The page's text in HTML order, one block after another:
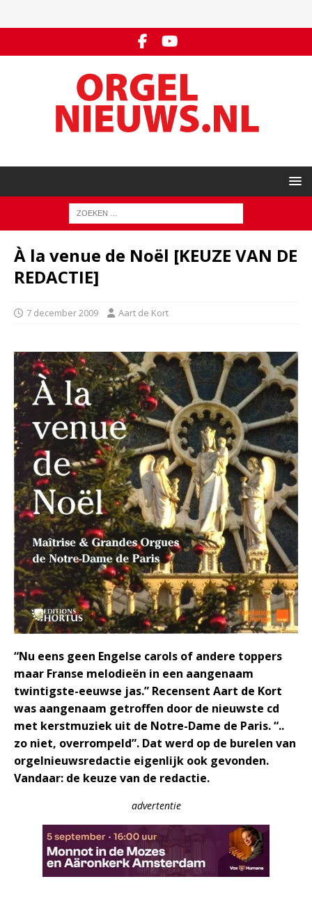
À la venue de Noël [KEUZE VAN DE
REDACTIE]
7 december 2009 Aart de Kort
“Nu eens geen Engelse carols of andere toppers
maar Franse melodieën in een aangenaam
twintigste-eeuwse jas.” Recensent Aart de Kort
was aangenaam getroffen door de nieuwste cd
met kerstmuziek uit de Notre-Dame de Paris. “..
zo niet, overrompeld”. Dat werd op de burelen van
orgelnieuwsredactie eigenlijk ook gevonden.
Vandaar: de keuze van de redactie.
advertentie